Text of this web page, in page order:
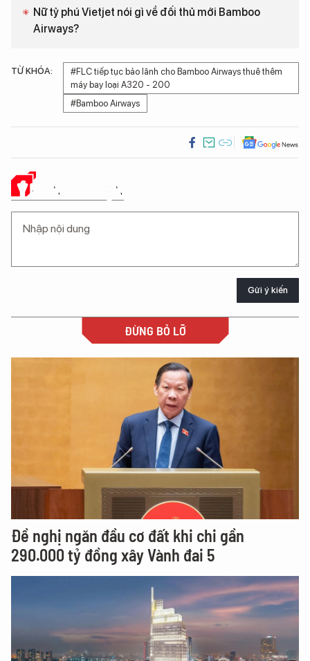
Nữ tỷ phú Vietjet nói gì về đối thủ mới Bamboo
Airways?
TỪ KHÓA:
#FLC tiếp tục bảo lãnh cho Bamboo Airways thuê thêm
máy bay loại A320 - 200
#Bamboo Airways
Ý KIẾN CỦA BẠN
Gửi ý kiến
ĐỪNG BỎ LỠ
Đề nghị ngăn đầu cơ đất khi chi gần
290.000 tỷ đồng xây Vành đai 5